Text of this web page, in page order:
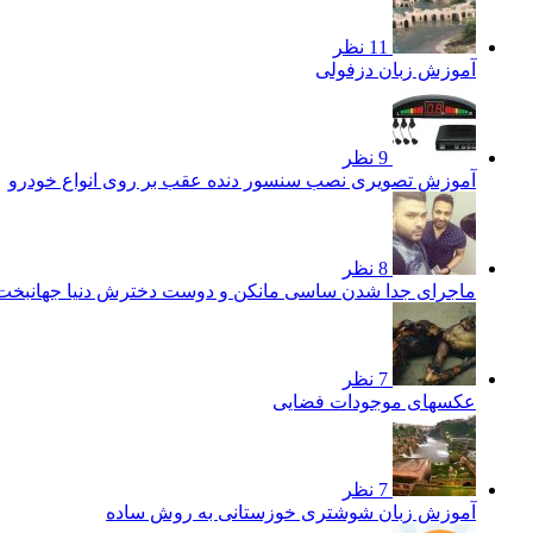
11 نظر
آموزش زبان دزفولی
9 نظر
آموزش تصویری نصب سنسور دنده عقب بر روی انواع خودرو
8 نظر
ماجرای جدا شدن ساسی مانکن و دوست دخترش دنیا
7 نظر
عکسهای موجودات فضایی
7 نظر
آموزش زبان شوشتری خوزستانی به روش ساده